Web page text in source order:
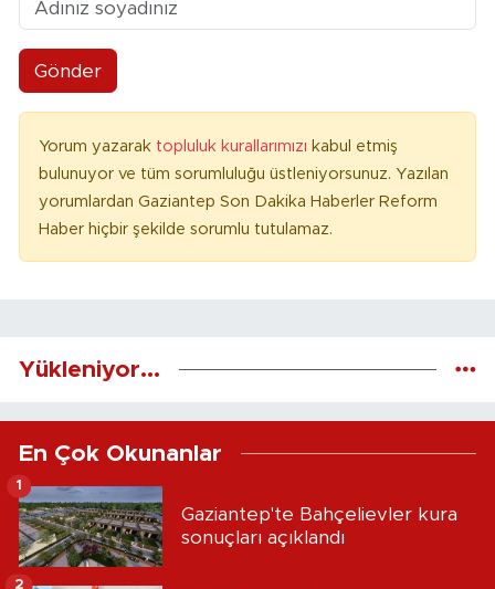
Gönder
Yorum yazarak topluluk kurallarımızı kabul etmiş
bulunuyor ve tüm sorumluluğu üstleniyorsunuz. Yazılan
yorumlardan Gaziantep Son Dakika Haberler Reform
Haber hiçbir şekilde sorumlu tutulamaz.
Yükleniyor...
En Çok Okunanlar
Gaziantep'te Bahçelievler kura
sonuçları açıklandı
1
2